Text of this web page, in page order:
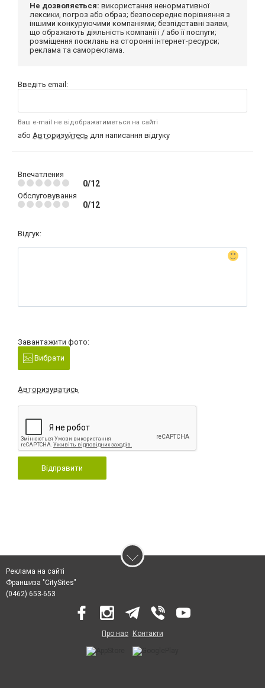
Не дозволяється: використання ненормативної
лексики, погроз або образ; безпосереднє порівняння з
іншими конкуруючими компаніями; безпідставні заяви,
що ображають діяльність компанії і / або її послуги;
розміщення посилань на сторонні інтернет-ресурси;
реклама та самореклама.
Введіть email:
Ваш e-mail не відображатиметься на сайті
або Авторизуйтесь для написання відгуку
Впечатления
0/12
Обслуговування
0/12
Відгук:
Завантажити фото:
Вибрати
Авторизуватись
Відправити
Реклама на сайті
Франшиза "CitySites"
(0462) 653-653
Про нас Контакти